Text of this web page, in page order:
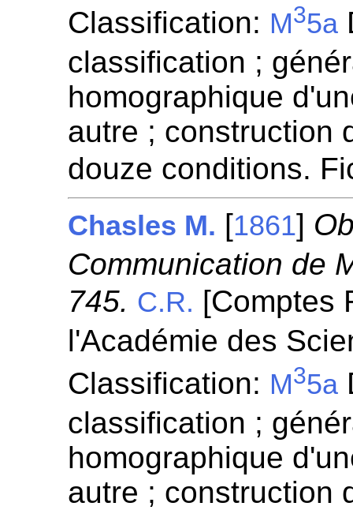
Classification: M35a
classification ;
homographique
autre ; construction
douze conditions.
Chasles M. [1861]
Communication de
745. C.R. [Comptes
l'Académie des
Classification: M35a
classification ;
homographique
autre ; construction